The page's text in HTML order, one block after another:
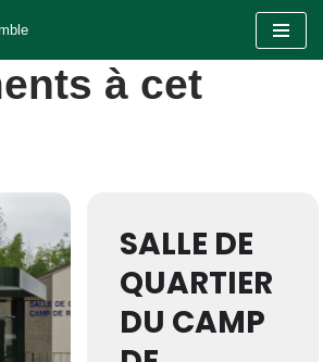
à cet
SALLE DE
QUARTIER
DU CAMP